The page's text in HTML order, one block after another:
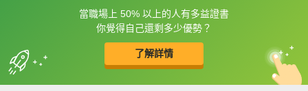
當職場上 50% 以上的人有多益證書
你覺得自己還剩多少優勢？
了解詳情
框選或點兩下字幕可以直接查字典喔！
收錄佳句 中
英